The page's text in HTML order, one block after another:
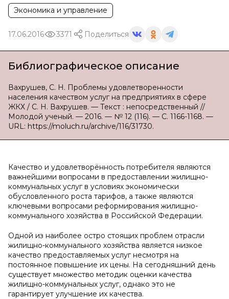
Экономика и управление
17.06.2016 3371 Поделиться
Библиографическое описание
Вахрушев, С. Н. Проблемы удовлетворенности
населения качеством услуг на предприятиях в сфере
ЖКХ / С. Н. Вахрушев. — Текст : непосредственный //
Молодой ученый. — 2016. — № 12 (116). — С. 1166-1168. —
URL: https://moluch.ru/archive/116/31730.
Качество и удовлетворённость потребителя являются
важнейшими вопросами в предоставлении жилищно-
коммунальных услуг в условиях экономически
обусловленного роста тарифов, а также являются
ключевыми вопросами реформирования жилищно-
коммунального хозяйства в Российской Федерации.
Одной из наиболее остро стоящих проблем отрасли
жилищно-коммунального хозяйства является низкое
качество предоставляемых услуг несмотря на
постоянное повышение их цены. На сегодняшний день
существует множество методик оценки качества
жилищно-коммунальных услуг, однако это не
гарантирует улучшение их качества.